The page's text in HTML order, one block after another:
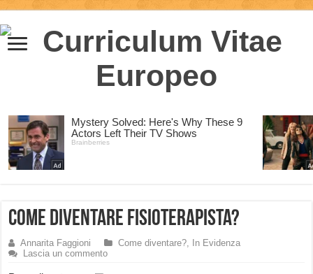
Come diventare Fisioterapista?
Annarita Faggioni Come diventare?,
In Evidenza
Lascia un commento